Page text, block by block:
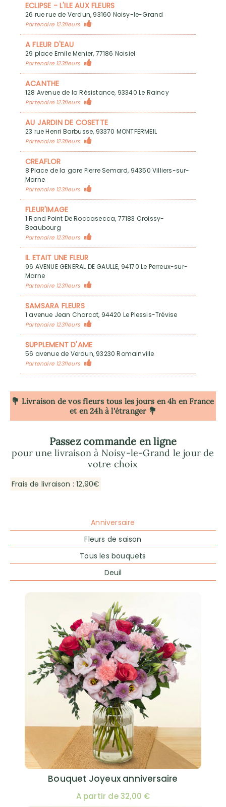
ECLIPSE - L'ILE AUX FLEURS
26 rue rue de Verdun, 93160 Noisy-le-Grand
Partenaire 123fleurs
A FLEUR D'EAU
29 place Emile Menier, 77186 Noisiel
Partenaire 123fleurs
ACANTHE
128 Avenue de la Résistance, 93340 Le Raincy
Partenaire 123fleurs
AU JARDIN DE COSETTE
23 rue Henri Barbusse, 93370 MONTFERMEIL
Partenaire 123fleurs
CREAFLOR
8 Place de la gare Pierre Semard, 94350 Villiers-sur-
Marne
Partenaire 123fleurs
FLEUR'IMAGE
1 Rond Point De Roccasecca, 77183 Croissy-
Beaubourg
Partenaire 123fleurs
IL ETAIT UNE FLEUR
96 AVENUE GENERAL DE GAULLE, 94170 Le Perreux-sur-
Marne
Partenaire 123fleurs
SAMSARA FLEURS
1 avenue Jean Charcot, 94420 Le Plessis-Trévise
Partenaire 123fleurs
SUPPLEMENT D'AME
56 avenue de Verdun, 93230 Romainville
Partenaire 123fleurs
💐 Livraison de vos fleurs tous les jours en 4h en France
et en 24h à l'étranger 💐
Passez commande en ligne
pour une livraison à Noisy-le-Grand le jour de
votre choix
Frais de livraison : 12,90€
Anniversaire
Fleurs de saison
Tous les bouquets
Deuil
Bouquet Joyeux anniversaire
A partir de 32,00 €